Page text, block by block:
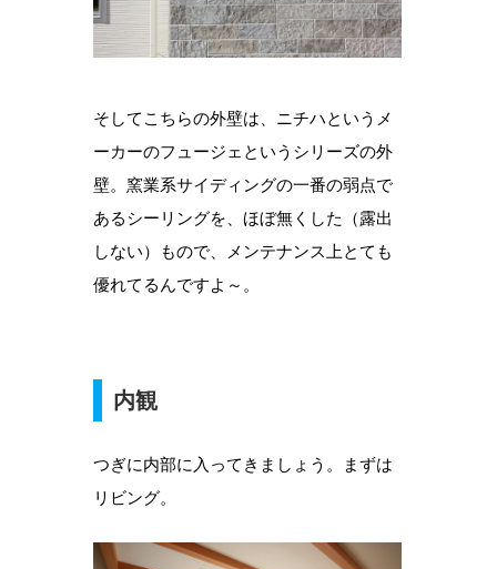
そしてこちらの外壁は、ニチハというメ
ーカーのフュージェというシリーズの外
壁。窯業系サイディングの一番の弱点で
あるシーリングを、ほぼ無くした（露出
しない）もので、メンテナンス上とても
優れてるんですよ～。
内観
つぎに内部に入ってきましょう。まずは
リビング。